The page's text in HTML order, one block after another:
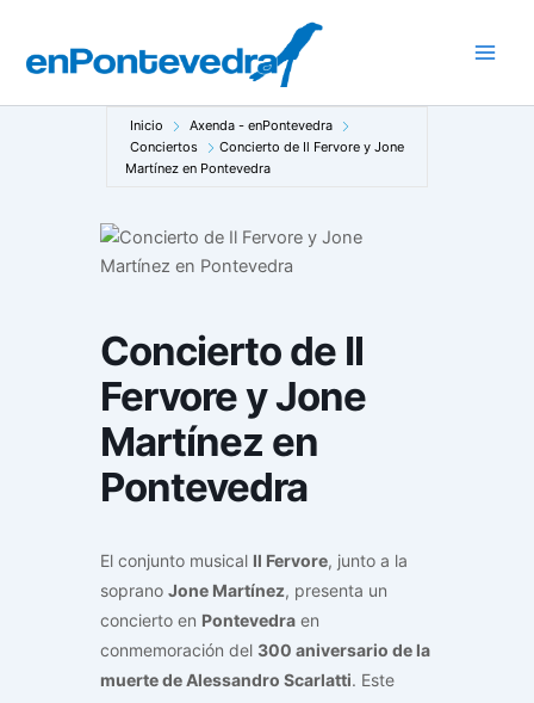
contenido
Inicio
Axenda - enPontevedra
Conciertos
Concierto de Il Fervore y Jone
Martínez en Pontevedra
Concierto de Il
Fervore y Jone
Martínez en
Pontevedra
El conjunto musical Il Fervore, junto a la
soprano Jone Martínez, presenta un
concierto en Pontevedra en
conmemoración del 300 aniversario de la
muerte de Alessandro Scarlatti. Este